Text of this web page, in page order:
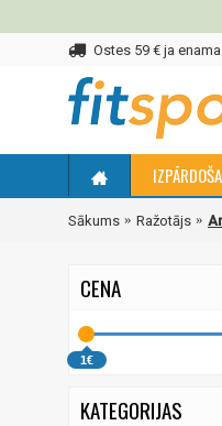
Ostes 59 € ja
Sākums Ražotājs
CENA
1€
KATEGORIJAS